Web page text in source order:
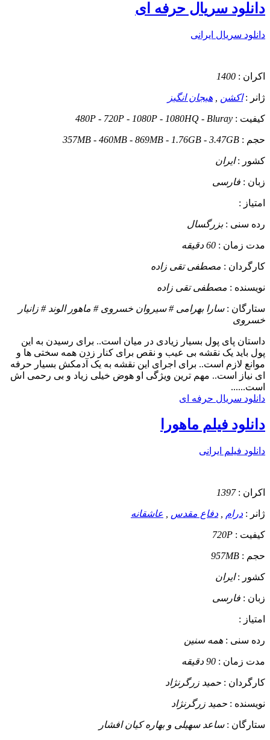
دانلود سریال حرفه ای
دانلود سریال ایرانی
اکران : 1400
ژانر :اکشن هیجان انگیز
کیفیت : 480P - 720P - 1080P - 1080HQ - Bluray
حجم : 357MB - 460MB - 869MB - 1.76GB - 3.47GB
کشور :ایران
زبان : فارسی
امتیاز :
رده سنی :بزرگسال
مدت زمان : 60 دقیقه
کارگردان : مصطفی تقی‌ زاده
نویسنده : مصطفی تقی‌ زاده
ستارگان :سارا بهرامی # سیروان خسروی # ماهور الوند # زانیار
خسروی
داستان پای پول بسیار زیادی در میان است.. برای رسیدن به این
پول باید یک نقشه بی عیب و نقص برای کنار زدن همه سختی ها و
موانع لازم است.. برای اجرای این نقشه به یک آدمکش بسیار حرفه
ای نیاز است.. مهم ترین ویژگی او هوض خیلی زیاد و بی رحمی اش
است......
دانلود سریال حرفه ای
دانلود فیلم ماهورا
دانلود فیلم ایرانی
اکران :1397
ژانر : درام دفاع مقدس عاشقانه
کیفیت : 720P
حجم : 957MB
کشور :ایران
زبان : فارسی
امتیاز :
رده سنی : همه سنین
مدت زمان : 90 دقیقه
کارگردان : حمید زرگرنژاد
نویسنده : حمید زرگرنژاد
ستارگان :ساعد سهیلی و بهاره کیان افشار